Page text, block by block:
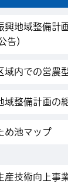
興地域整備計
告）
域内での営農
域整備計画の
め池マップ
産技術向上事